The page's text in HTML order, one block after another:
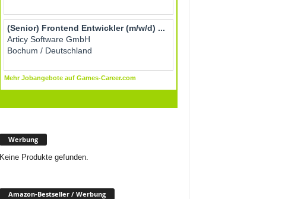
Werbung
Keine Produkte gefunden.
Amazon-Bestseller / Werbung